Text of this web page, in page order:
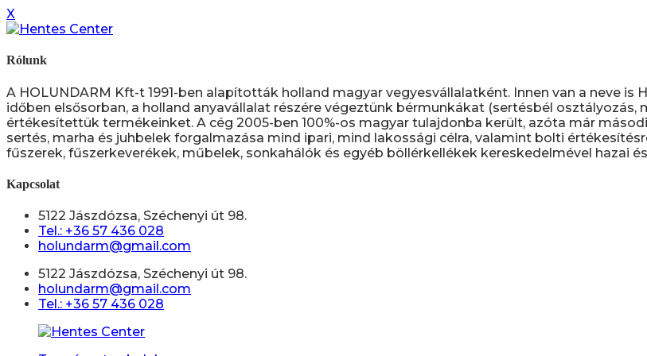
X
Rólunk
A HOLUNDARM Kft-t 1991-ben alapították holland magyar vegyesvállalatként. Innen van a neve is
időben elsősorban, a holland anyavállalat részére végeztünk bérmunkákat (sertésbél osztályozás,
értékesítettük termékeinket. A cég 2005-ben 100%-os magyar tulajdonba került, azóta már
sertés, marha és juhbelek forgalmazása mind ipari, mind lakossági célra, valamint bolti
fűszerek, fűszerkeverékek, műbelek, sonkahálók és egyéb böllérkellékek kereskedelmével hazai
Kapcsolat
5122 Jászdózsa, Széchenyi út 98.
Tel.: +36 57 436 028
holundarm@gmail.com
5122 Jászdózsa, Széchenyi út 98.
holundarm@gmail.com
Tel.: +36 57 436 028